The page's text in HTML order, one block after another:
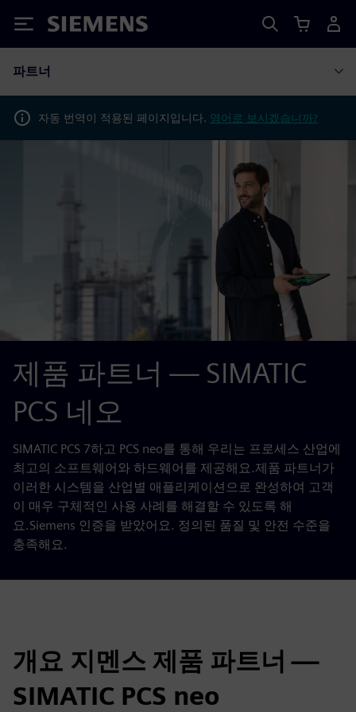
Siemens
파트너
자동 번역이 적용된 페이지입니다. 영어로 보시겠습니까?
제품 파트너 — SIMATIC
PCS 네오
SIMATIC PCS 7하고 PCS neo를 통해 우리는 프로세스 산업에
최고의 소프트웨어와 하드웨어를 제공해요.제품 파트너가
이러한 시스템을 산업별 애플리케이션으로 완성하여 고객
이 매우 구체적인 사용 사례를 해결할 수 있도록 해
요.Siemens 인증을 받았어요. 정의된 품질 및 안전 수준을
충족해요.
개요 지멘스 제품 파트너 —
SIMATIC PCS neo